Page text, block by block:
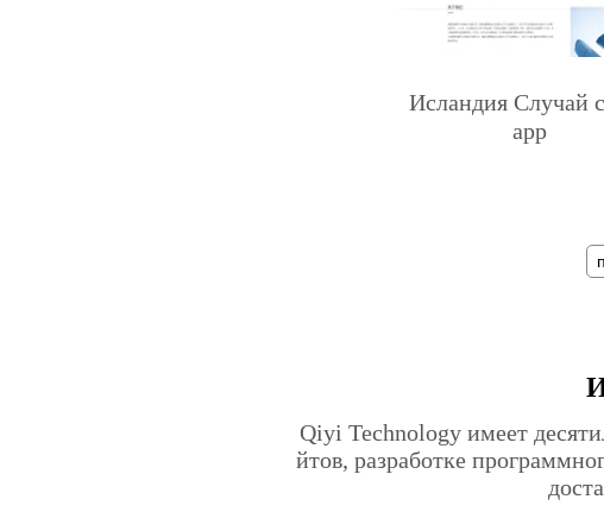
Исландия Случай
app
Qiyi Technology имеет
йтов, разработке